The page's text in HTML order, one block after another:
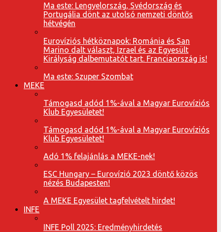
Ma este: Lengyelország, Svédország és
Portugália dönt az utolsó nemzeti döntős
hétvégén
Eurovíziós hétköznapok: Románia és San
Marino dalt választ, Izrael és az Egyesült
Királyság dalbemutatót tart. Franciaország is!
Ma este: Szuper Szombat
MEKE
Támogasd adód 1%-ával a Magyar Eurovíziós
Klub Egyesületet!
Támogasd adód 1%-ával a Magyar Eurovíziós
Klub Egyesületet!
Adó 1% felajánlás a MEKE-nek!
ESC Hungary – Eurovízió 2023 döntő közös
nézés Budapesten!
A MEKE Egyesület tagfelvételt hirdet!
INFE
INFE Poll 2025: Eredményhirdetés